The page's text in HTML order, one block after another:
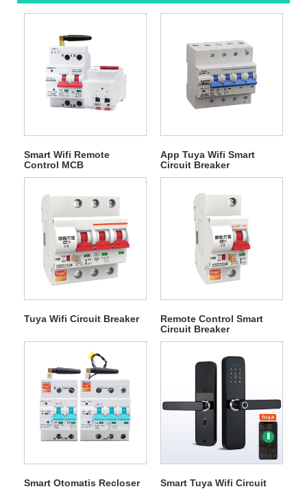
Smart Wifi Remote
Control MCB
App Tuya Wifi Smart
Circuit Breaker
Tuya Wifi Circuit Breaker
Remote Control Smart
Circuit Breaker
Smart Otomatis Recloser
Smart Tuya Wifi Circuit